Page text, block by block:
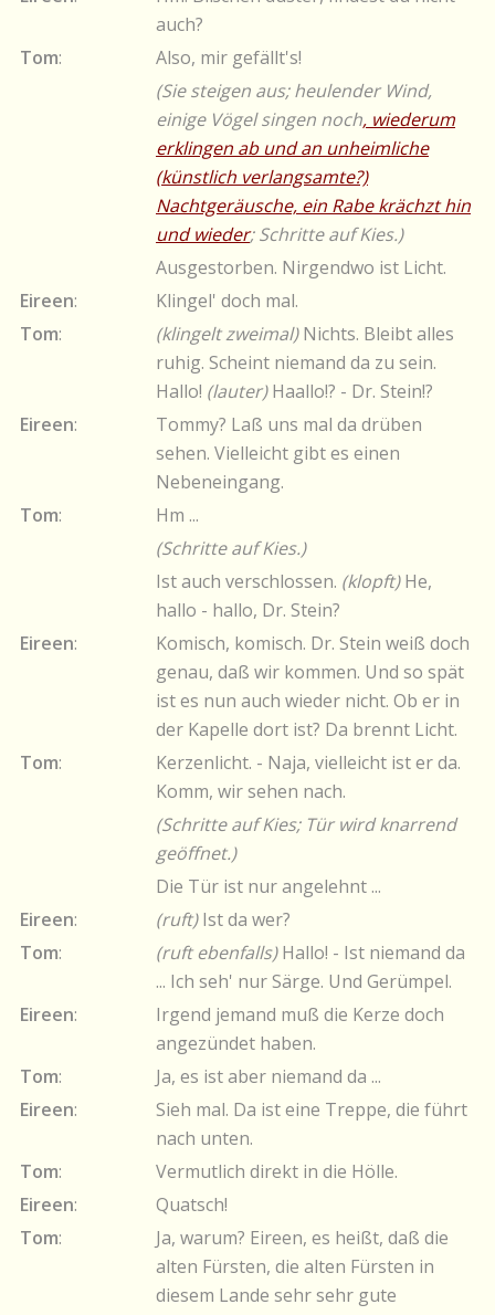
auch?
Tom:
Also, mir gefällt's!
(Sie steigen aus; heulender Wind,
einige Vögel singen noch, wiederum
erklingen ab und an unheimliche
(künstlich verlangsamte?)
Nachtgeräusche, ein Rabe krächzt hin
und wieder; Schritte auf Kies.)
Ausgestorben. Nirgendwo ist Licht.
Eireen:
Klingel' doch mal.
Tom: (klingelt zweimal)Nichts. Bleibt alles
ruhig. Scheint niemand da zu sein.
Hallo! (lauter)Haallo!? - Dr. Stein!?
Eireen:
Tommy? Laß uns mal da drüben
sehen. Vielleicht gibt es einen
Nebeneingang.
Tom:
Hm ...
(Schritte auf Kies.)
Ist auch verschlossen. (klopft)He,
hallo - hallo, Dr. Stein?
Eireen:
Komisch, komisch. Dr. Stein weiß doch
genau, daß wir kommen. Und so spät
ist es nun auch wieder nicht. Ob er in
der Kapelle dort ist? Da brennt Licht.
Tom:
Kerzenlicht. - Naja, vielleicht ist er da.
Komm, wir sehen nach.
(Schritte auf Kies; Tür wird knarrend
geöffnet.)
Die Tür ist nur angelehnt ...
Eireen: (ruft)Ist da wer?
Tom: (ruft ebenfalls)Hallo! - Ist niemand da
... Ich seh' nur Särge. Und Gerümpel.
Eireen:
Irgend jemand muß die Kerze doch
angezündet haben.
Tom:
Ja, es ist aber niemand da ...
Eireen:
Sieh mal. Da ist eine Treppe, die führt
nach unten.
Tom:
Vermutlich direkt in die Hölle.
Eireen:
Quatsch!
Tom:
Ja, warum? Eireen, es heißt, daß die
alten Fürsten, die alten Fürsten in
diesem Lande sehr sehr gute